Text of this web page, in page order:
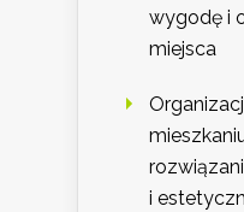
wygodę i
miejsca
i